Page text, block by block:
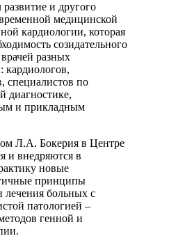
и другого
медицинской
кардиологии, которая
созидательного
разных
кардиологов,
специалистов по
диагностике,
и прикладным
Л.А. Бокерия в Центре
и внедряются в
новые
принципы
лечения больных с
патологией –
генной и